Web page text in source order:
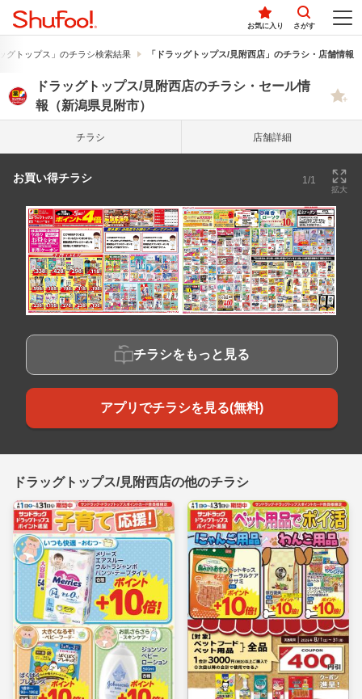
お気に入り さがす
グトップス」のチラシ検索結果 「ドラッグトップス/見附西店」のチラシ・店舗情報
ドラッグトップス/見附西店のチラシ・セール情
報（新潟県見附市）
チラシ 店舗詳細
お買い得チラシ 1/1
拡大
チラシをもっと見る
アプリでチラシを見る(無料)
ドラッグトップス/見附西店の他のチラシ